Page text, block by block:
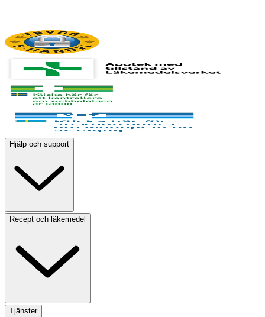
Hjälp och support
Recept och läkemedel
Tjänster